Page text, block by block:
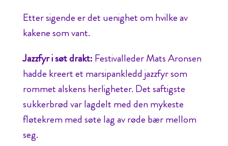
Etter sigende er det uenighet om hvilke av
kakene som vant.
Jazzfyr i søt drakt: Festivalleder Mats Aronsen
hadde kreert et marsipankledd jazzfyr som
rommet alskens herligheter. Det saftigste
sukkerbrød var lagdelt med den mykeste
fløtekrem med søte lag av røde bær mellom
seg.